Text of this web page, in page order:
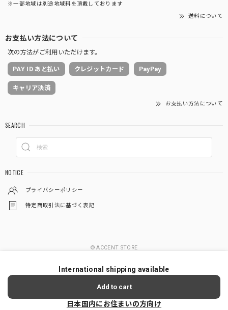
※一部地域は別途地域料を頂戴しております
送料について
お支払い方法について
次の方法がご利用いただけます。
PAY ID あと払い クレジットカード PayPay
キャリア決済
お支払い方法について
SEARCH
NOTICE
プライバシーポリシー
特定商取引法に基づく表記
© ACCENT STORE
International shipping available
Add to cart
日本国内にお住まいの方向け